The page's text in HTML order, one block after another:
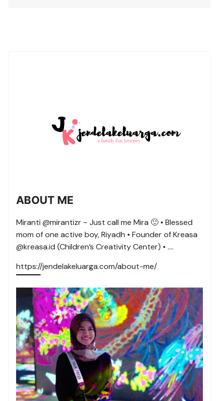
ABOUT ME
Miranti @mirantizr ~ Just call me Mira 🙂 • Blessed
mom of one active boy, Riyadh • Founder of Kreasa
@kreasa.id (Children’s Creativity Center) • ….
https://jendelakeluarga.com/about-me/